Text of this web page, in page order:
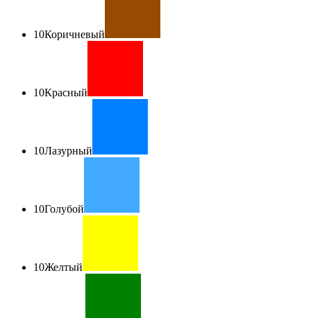
10Коричневый
10Красный
10Лазурный
10Голубой
10Желтый